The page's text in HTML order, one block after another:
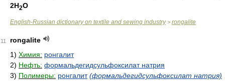
2H2O
English-Russian dictionary on textile and sewing industry> rongalite
11
rongalite
1) Химия: ронгалит
2) Нефть: формальдегидсульфоксилат натрия
3) Полимеры: ронгалит (формальдегидсульфоксилат натрия)